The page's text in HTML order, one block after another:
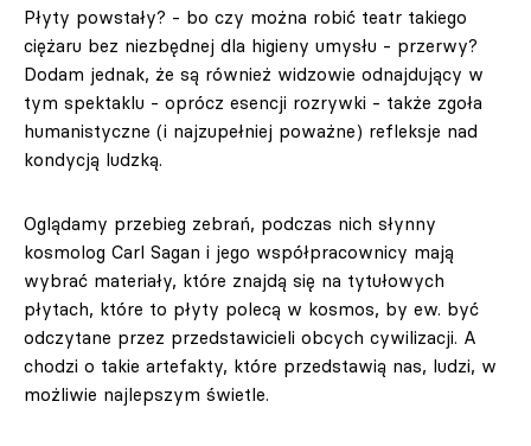
Płyty powstały? - bo czy można robić teatr takiego
ciężaru bez niezbędnej dla higieny umysłu - przerwy?
Dodam jednak, że są również widzowie odnajdujący w
tym spektaklu - oprócz esencji rozrywki - także zgoła
humanistyczne (i najzupełniej poważne) refleksje nad
kondycją ludzką.
Oglądamy przebieg zebrań, podczas nich słynny
kosmolog Carl Sagan i jego współpracownicy mają
wybrać materiały, które znajdą się na tytułowych
płytach, które to płyty polecą w kosmos, by ew. być
odczytane przez przedstawicieli obcych cywilizacji. A
chodzi o takie artefakty, które przedstawią nas, ludzi, w
możliwie najlepszym świetle.